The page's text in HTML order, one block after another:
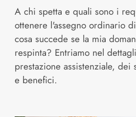
A chi spetta e quali sono i
ottenere l'assegno ordinario
cosa succede se la mia
respinta? Entriamo nel
prestazione assistenziale, dei
e benefici.